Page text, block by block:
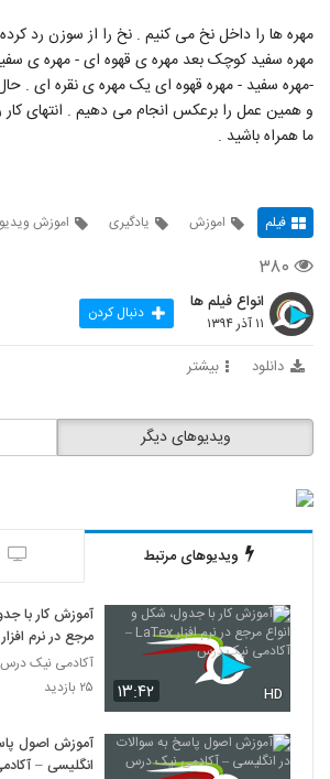
مهره ها را داخل نخ می کنیم . نخ را از سوزن رد کرده
مهره سفید کوچک بعد مهره ی قهوه ای - مهره ی
-مهره سفید - مهره قهوه ای یک مهره ی نقره ای .
و همین عمل را برعکس انجام می دهیم . انتهای کار
ما همراه باشید .
فیلم اموزش یادگیری اموزش
۳۸۰
انواع فیلم ها
۱۱ آذر ۱۳۹۴ دنبال کردن
دانلود بیشتر
ویدیوهای دیگر
ویدیوهای مرتبط
۱۳:۴۲ HD
آموزش کار با
نیک درس
آکادمی نیک درس
۲۵ بازدید
آموزش اصول
انگلیسی –